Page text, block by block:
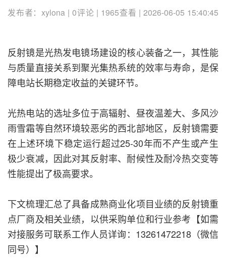
发布者：xylona | 0评论 | 1965查看 | 2026-06-05 15:40:45
反射镜是光热发电镜场建设的核心装备之一，其性能
与质量直接关系到聚光集热系统的效率与寿命，是保
障电站长期稳定收益的关键环节。
光热电站的选址多位于高辐射、昼夜温差大、多风沙
雨雪霜等自然环境较恶劣的西北部地区，反射镜需要
在上述环境下稳定运行超过25-30年而不产生或产生
极少衰减，因此对其反射率、耐候性及耐冷热交变等
性能提出了极高要求。
下文梳理汇总了具备成熟商业化项目业绩的反射镜重
点厂商及相关业绩，以供采购单位和行业参考【如需
对接服务可联系工作人员详询：13261472218（微信
同号）】